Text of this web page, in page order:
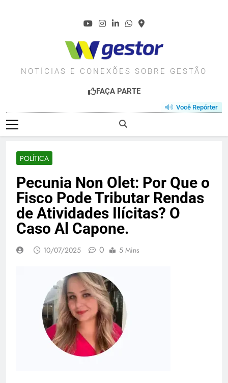
WGESTOR.COM.BR
NOTÍCIAS E CONEXÕES SOBRE GESTÃO
FAÇA PARTE
Você Repórter
POLÍTICA
Pecunia Non Olet: Por Que o
Fisco Pode Tributar Rendas
de Atividades Ilícitas? O
Caso Al Capone.
10/07/2025 0 5 Mins